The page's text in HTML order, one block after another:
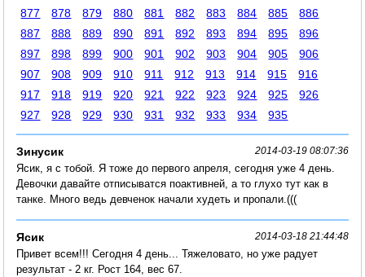
877
878 879 880 881 882 883 884 885
886
887
888 889 890 891 892 893 894 895
896
897
898 899 900 901 902 903 904 905
906
907
908 909 910 911 912 913 914 915
916
917
918 919 920 921 922 923 924 925
926
927
928 929 930 931 932 933 934 935
Зинусик 2014-03-19 08:07:36
Ясик, я с тобой. Я тоже до первого апреля, сегодня уже 4 день.
Девочки давайте отписыватся поактивней, а то глухо тут как в
танке. Много ведь девченок начали худеть и пропали.(((
Ясик 2014-03-18 21:44:48
Привет всем!!! Сегодня 4 день... Тяжеловато, но уже радует
результат - 2 кг. Рост 164, вес 67.